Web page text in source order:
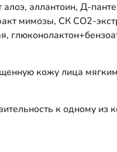
аллантоин, Д-
мимозы, CК СО2-
кожу лица
к одному из